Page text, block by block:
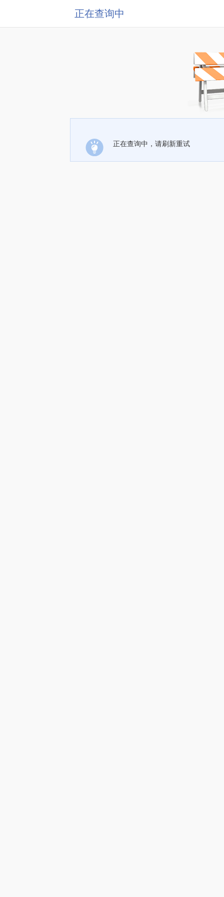
正在查询中
正在查询中，请刷新重试